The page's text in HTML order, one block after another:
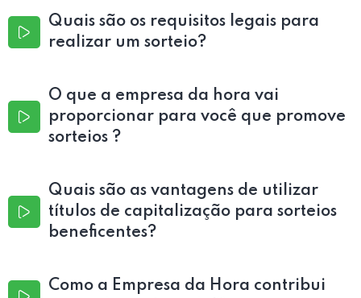
Quais são os requisitos legais para
realizar um sorteio?
O que a empresa da hora vai
proporcionar para você que promove
sorteios ?
Quais são as vantagens de utilizar
títulos de capitalização para sorteios
beneficentes?
Como a Empresa da Hora contribui